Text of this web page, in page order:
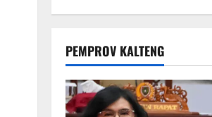
PEMPROV KALTENG